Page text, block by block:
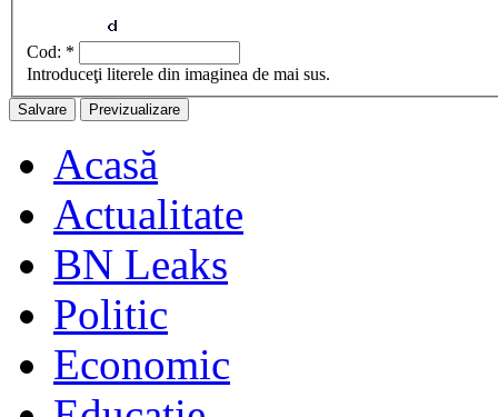
Cod: *
Introduceţi literele din imaginea de mai sus.
Acasă
Actualitate
BN Leaks
Politic
Economic